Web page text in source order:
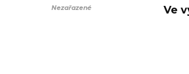
Nezařazené Ve